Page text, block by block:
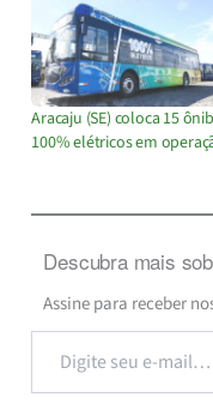
Aracaju (SE) coloca 15
100% elétricos em
Descubra mais
Assine para receber
e-